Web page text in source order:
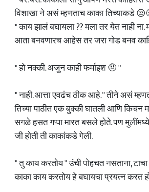
विशाखा ने असं म्हणताच काका तिच्याकडे
" काय झालं बघायला ?? मला तर येत नाही
आता बनवणारच आहेस तर जरा गोड बनव
" हो नक्की. अजुन काही फर्माइश 🤨 "
" नाही. आत्ता एवढंच ठीक आहे. " तीने असं
तिच्या पाठीत एक बुक्की घातली आणि किचन
सगळे हसत गप्पा मारत बसले होते. पण
जी होती ती काकांकडे गेली.
" तु काय करतोय " उंची पोहचत नसताना,
काका काय करतोय हे बघायचा प्रयत्न करत